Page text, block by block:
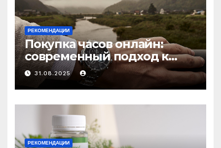
РЕКОМЕНДАЦИИ
Покупка часов онлайн:
современный подход к
выбору аксессуаров
31.08.2025
РЕКОМЕНДАЦИИ